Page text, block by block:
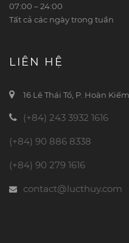
07:00 – 24:00
Tất cả các ngày trong tuần
LIÊN HỆ
16 Lê Thái Tổ, P. Hoàn
(+84) 243 3932 1616
(+84) 90 886 8338
(+84) 90 279 1616
contact@lucthuy.com